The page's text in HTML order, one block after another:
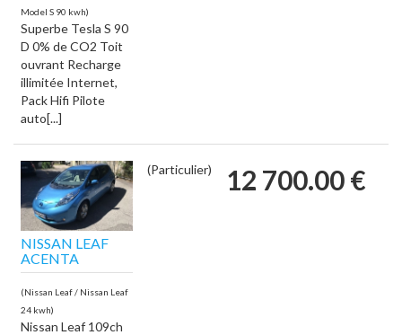
Model S 90 kwh)
Superbe Tesla S 90
D 0% de CO2 Toit
ouvrant Recharge
illimitée Internet,
Pack Hifi Pilote
auto[...]
NISSAN LEAF
ACENTA
(Nissan Leaf / Nissan Leaf
24 kwh)
Nissan Leaf 109ch
(Particulier) 12 700.00 €